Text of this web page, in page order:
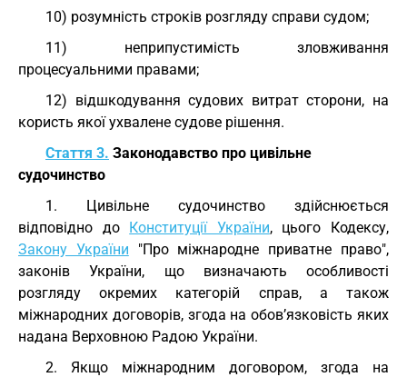
10) розумність строків розгляду справи судом;
11) неприпустимість зловживання
процесуальними правами;
12) відшкодування судових витрат сторони, на
користь якої ухвалене судове рішення.
Стаття 3. Законодавство про цивільне
судочинство
1. Цивільне судочинство здійснюється
відповідно до Конституції України, цього Кодексу,
Закону України "Про міжнародне приватне право",
законів України, що визначають особливості
розгляду окремих категорій справ, а також
міжнародних договорів, згода на обов’язковість яких
надана Верховною Радою України.
2. Якщо міжнародним договором, згода на